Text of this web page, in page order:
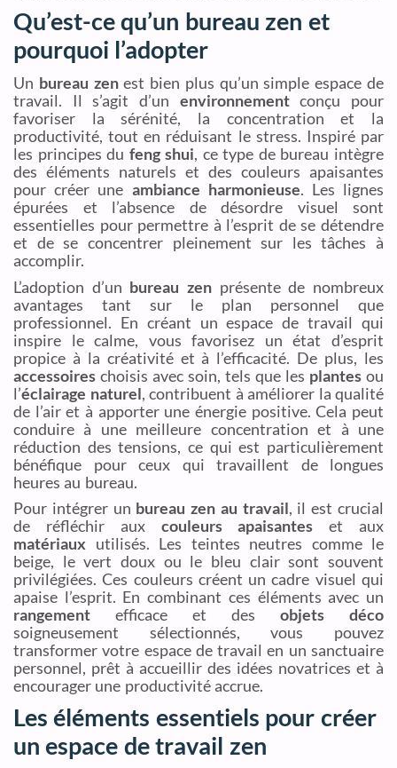
Qu’est-ce qu’un bureau zen et
pourquoi l’adopter
Un bureau zenest bien plus qu’un simple espace de
travail. Il s’agit d’un environnementconçu pour
favoriser la sérénité, la concentration et la
productivité, tout en réduisant le stress. Inspiré par
les principes du feng shui, ce type de bureau intègre
des éléments naturels et des couleurs apaisantes
pour créer une ambiance harmonieuse. Les lignes
épurées et l’absence de désordre visuel sont
essentielles pour permettre à l’esprit de se détendre
et de se concentrer pleinement sur les tâches à
accomplir.
L’adoption d’un bureau zen présente de nombreux
avantages tant sur le plan personnel que
professionnel. En créant un espace de travail qui
inspire le calme, vous favorisez un état d’esprit
propice à la créativité et à l’efficacité. De plus, les
accessoires choisis avec soin, tels que les plantes ou
l’éclairage naturel, contribuent à améliorer la qualité
de l’air et à apporter une énergie positive. Cela peut
conduire à une meilleure concentration et à une
réduction des tensions, ce qui est particulièrement
bénéfique pour ceux qui travaillent de longues
heures au bureau.
Pour intégrer un bureau zen au travail, il est crucial
de réfléchir aux couleurs apaisantes et aux
matériaux utilisés. Les teintes neutres comme le
beige, le vert doux ou le bleu clair sont souvent
privilégiées. Ces couleurs créent un cadre visuel qui
apaise l’esprit. En combinant ces éléments avec un
rangement efficace et des objets déco
soigneusement sélectionnés, vous pouvez
transformer votre espace de travail en un sanctuaire
personnel, prêt à accueillir des idées novatrices et à
encourager une productivité accrue.
Les éléments essentiels pour créer
un espace de travail zen